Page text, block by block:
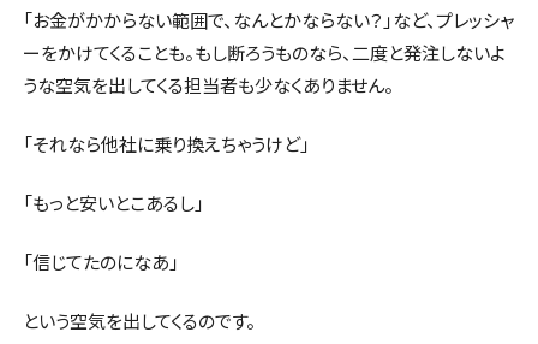
「お金がかからない範囲で、なんとかならない？」など、プレッシャ
ーをかけてくることも。もし断ろうものなら、二度と発注しないよ
うな空気を出してくる担当者も少なくありません。
「それなら他社に乗り換えちゃうけど」
「もっと安いとこあるし」
「信じてたのになあ」
という空気を出してくるのです。